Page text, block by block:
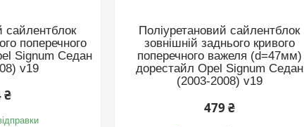
сайлентблок
поперечного
Signum Седан
v19
₴
Поліуретановий сайлентблок
зовнішній заднього кривого
поперечного важеля (d=47мм)
дорестайл Opel Signum Седан
(2003-2008) v19
479 ₴